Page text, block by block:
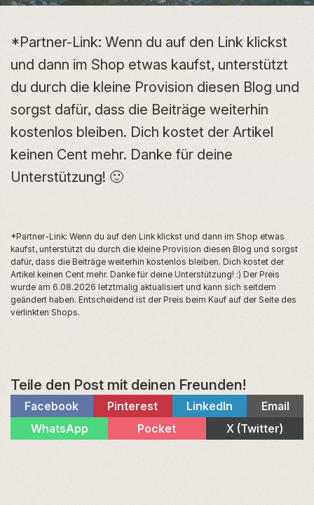
*Partner-Link: Wenn du auf den Link klickst
und dann im Shop etwas kaufst, unterstützt
du durch die kleine Provision diesen Blog und
sorgst dafür, dass die Beiträge weiterhin
kostenlos bleiben. Dich kostet der Artikel
keinen Cent mehr. Danke für deine
Unterstützung! 🙂
*Partner-Link: Wenn du auf den Link klickst und dann im Shop etwas
kaufst, unterstützt du durch die kleine Provision diesen Blog und sorgst
dafür, dass die Beiträge weiterhin kostenlos bleiben. Dich kostet der
Artikel keinen Cent mehr. Danke für deine Unterstützung! :) Der Preis
wurde am 6.08.2026 letztmalig aktualisiert und kann sich seitdem
geändert haben. Entscheidend ist der Preis beim Kauf auf der Seite des
verlinkten Shops.
Teile den Post mit deinen Freunden!
Share
on
Facebook
Share
on
Pinterest
Share
on
LinkedIn
Share
on
Email
Share
on
WhatsApp
Share
on
Pocket
Share
on
X (Twitter)